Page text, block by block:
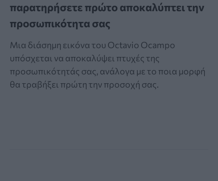
παρατηρήσετε πρώτο αποκαλύπτει την
προσωπικότητα σας
Μια διάσημη εικόνα του Octavio Ocampo
υπόσχεται να αποκαλύψει πτυχές της
προσωπικότητάς σας, ανάλογα με το ποια μορφή
θα τραβήξει πρώτη την προσοχή σας.